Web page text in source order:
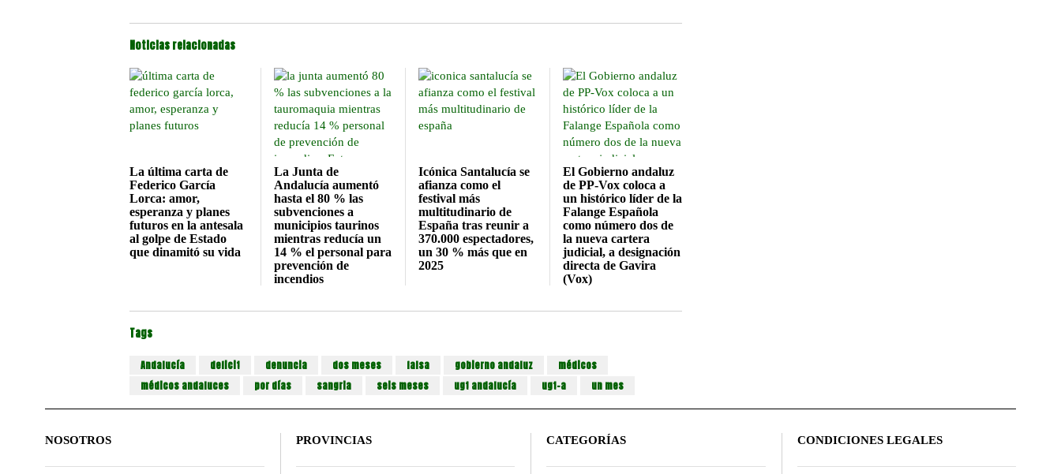
Noticias relacionadas
La última carta de
Federico García
Lorca: amor,
esperanza y planes
futuros en la antesala
al golpe de Estado
que dinamitó su vida
La Junta de
Andalucía aumentó
hasta el 80 % las
subvenciones a
municipios taurinos
mientras reducía un
14 % el personal para
prevención de
incendios
Icónica Santalucía se
afianza como el
festival más
multitudinario de
España tras reunir a
370.000 espectadores,
un 30 % más que en
2025
El Gobierno andaluz
de PP-Vox coloca a
un histórico líder de la
Falange Española
como número dos de
la nueva cartera
judicial, a designación
directa de Gavira
(Vox)
Tags
Andalucía deficit denuncia dos meses falsa gobierno andaluz
médicos
médicos andaluces
por días sangria seis meses ugt andalucía ugt-a un mes
NOSOTROS PROVINCIAS CATEGORÍAS CONDICIONES LEGALES